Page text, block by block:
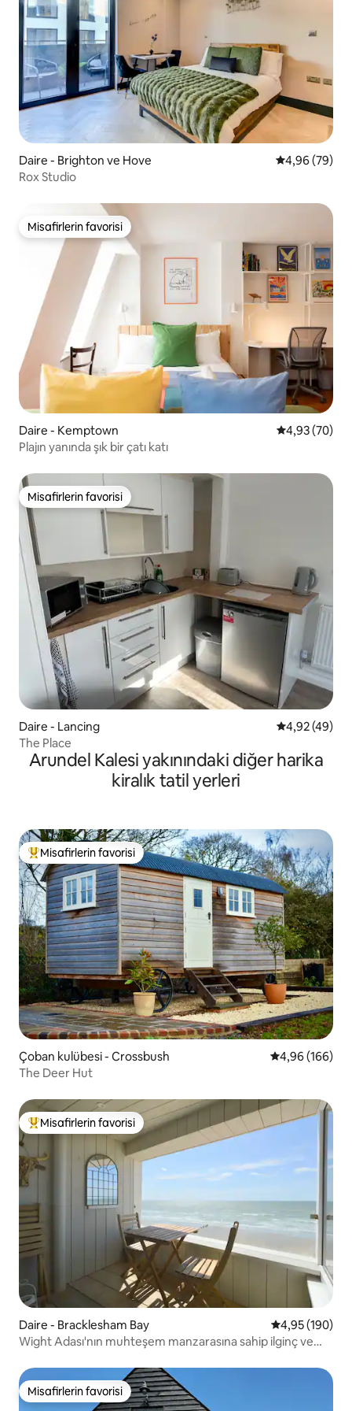
Daire - Brighton ve Hove 5 üzerinden
4,96 (79)
Rox Studio
Misafirlerin favorisi
Misafirlerin favorisi
Daire - Kemptown 5 üzerinden
4,93 (70)
Plajın yanında şık bir çatı katı
Misafirlerin favorisi
Misafirlerin favorisi
Daire - Lancing 5 üzerinden
4,92 (49)
The Place
Arundel Kalesi yakınındaki diğer harika
kiralık tatil yerleri
Misafirlerin favorilerinden en beğenilenler arasında
Misafirlerin favorisi
Çoban kulübesi - Crossbush 5 üzerinden
4,96 (166)
The Deer Hut
Misafirlerin favorilerinden en beğenilenler arasında
Misafirlerin favorisi
Daire - Bracklesham Bay 5 üzerinden
4,95 (190)
Wight Adası'nın muhteşem manzarasına sahip ilginç ve
Misafirlerin favorisi
Misafirlerin favorisi